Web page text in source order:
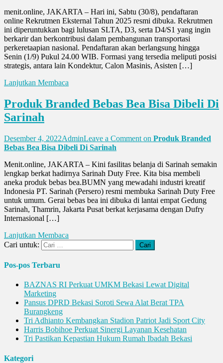
menit.online, JAKARTA – Hari ini, Sabtu (30/8), pendaftaran
online Rekrutmen Eksternal Tahun 2025 resmi dibuka. Rekrutmen
ini diperuntukkan bagi lulusan SLTA, D3, serta D4/S1 yang ingin
berkarir dan berkontribusi dalam pembangunan transportasi
perkeretaapian nasional. Pendaftaran akan berlangsung hingga
Senin (1/9) Pukul 24.00 WIB. Formasi yang tersedia meliputi posisi
strategis, antara lain Kondektur, Calon Masinis, Asisten […]
Lanjutkan Membaca
Produk Branded Bebas Bea Bisa Dibeli Di
Sarinah
Desember 4, 2022AdminLeave a Comment on Produk Branded
Bebas Bea Bisa Dibeli Di Sarinah
Menit.online, JAKARTA – Kini fasilitas belanja di Sarinah semakin
lengkap berkat hadirnya Sarinah Duty Free. Kita bisa membeli
aneka produk bebas bea.BUMN yang mewadahi industri kreatif
Indonesia PT. Sarinah (Persero) resmi membuka Sarinah Duty Free
untuk umum. Gerai bebas bea ini dibuka di lantai empat Gedung
Sarinah, Thamrin, Jakarta Pusat berkat kerjasama dengan Dufry
Internasional […]
Lanjutkan Membaca
Cari untuk:
Pos-pos Terbaru
BAZNAS RI Perkuat UMKM Bekasi Lewat Digital
Marketing
Pansus DPRD Bekasi Soroti Sewa Alat Berat TPA
Burangkeng
Tri Adhianto Kembangkan Stadion Patriot Jadi Sport City
Harris Bobihoe Perkuat Sinergi Layanan Kesehatan
Tri Pastikan Kepastian Hukum Rumah Ibadah Bekasi
Kategori